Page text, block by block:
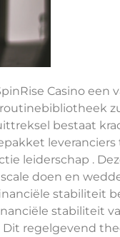
Casino een
bestaat
leiderschap .
doen en
stabiliteit
stabiliteit
regelgevend